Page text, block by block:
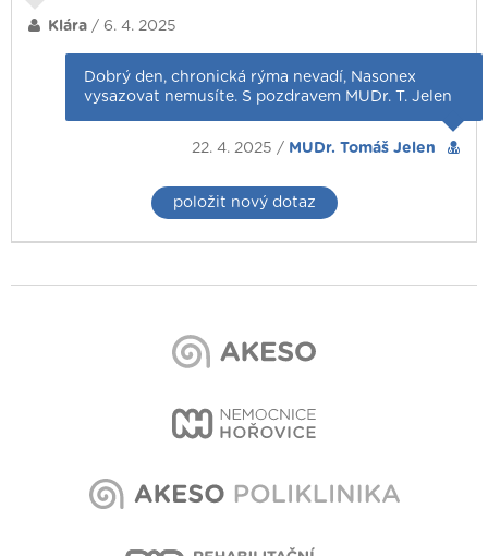
Klára / 6. 4. 2025
Dobrý den, chronická rýma nevadí, Nasonex
vysazovat nemusíte. S pozdravem MUDr. T. Jelen
22. 4. 2025 / MUDr. Tomáš Jelen
položit nový dotaz